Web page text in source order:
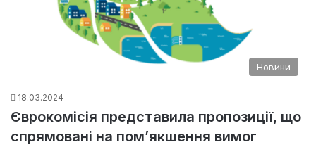
Новини
18.03.2024
Єврокомісія представила пропозиції, що
спрямовані на пом’якшення вимог